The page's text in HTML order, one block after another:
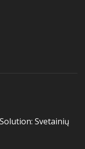
Solution: Svetainių